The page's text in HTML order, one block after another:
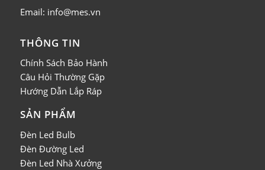
Email: info@mes.vn
THÔNG TIN
Chính Sách Bảo Hành
Câu Hỏi Thường Gặp
Hướng Dẫn Lắp Ráp
SẢN PHẨM
Đèn Led Bulb
Đèn Đường Led
Đèn Led Nhà Xưởng